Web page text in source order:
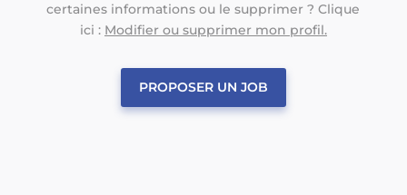
certaines informations ou le supprimer ? Clique
ici : Modifier ou supprimer mon profil.
PROPOSER UN JOB